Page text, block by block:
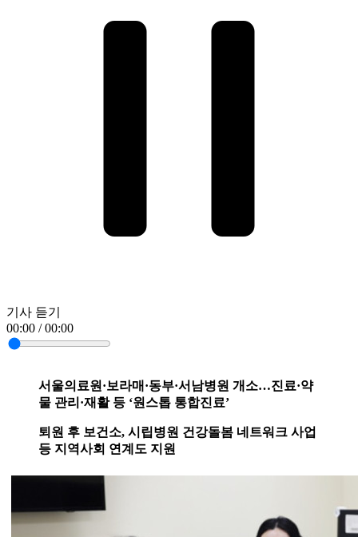
기사 듣기
00:00 / 00:00
서울의료원·보라매·동부·서남병원 개소…진료·약
물 관리·재활 등 ‘원스톱 통합진료’
퇴원 후 보건소, 시립병원 건강돌봄 네트워크 사업
등 지역사회 연계도 지원